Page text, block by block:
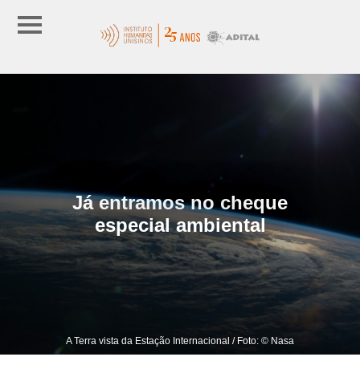
Já entramos no cheque
especial ambiental
A Terra vista da Estação Internacional / Foto: © Nasa